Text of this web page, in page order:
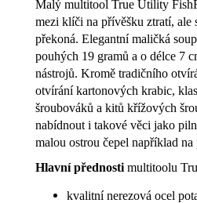
Malý multitool True Utility
mezi klíči na přívěšku ztratí, ale
překoná. Elegantní maličká
pouhých 19 gramů a o délce 7
nástrojů. Kromě tradičního
otvírání kartonových krabic,
šroubováků a kitů křížových
nabídnout i takové věci jako
malou ostrou čepel například
Hlavní přednosti multitoolu
kvalitní nerezová ocel